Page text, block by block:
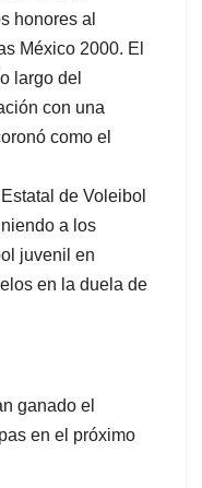
honores al
México 2000. El
largo del
con una
como el
de Voleibol
a los
juvenil en
en la duela de
ganado el
en el próximo